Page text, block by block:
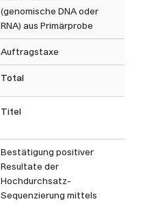
(genomische DNA oder
RNA) aus Primärprobe
Auftragstaxe
Total
Titel
Bestätigung positiver
Resultate der
Hochdurchsatz-
Sequenzierung mittels